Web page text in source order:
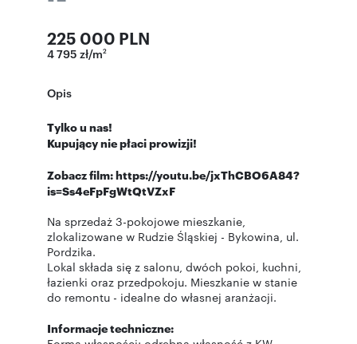
225 000 PLN
4 795 zł/m2
Opis
Tylko u nas!
Kupujący nie płaci prowizji!
Zobacz film: https://youtu.be/jxThCBO6A84?
is=Ss4eFpFgWtQtVZxF
Na sprzedaż 3-pokojowe mieszkanie,
zlokalizowane w Rudzie Śląskiej - Bykowina, ul.
Pordzika.
Lokal składa się z salonu, dwóch pokoi, kuchni,
łazienki oraz przedpokoju. Mieszkanie w stanie
do remontu - idealne do własnej aranżacji.
Informacje techniczne: